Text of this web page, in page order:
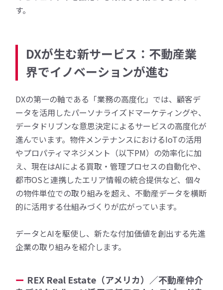
す。
DXが生む新サービス：不動産業
界でイノベーションが進む
DXの第一の軸である「業務の高度化」では、顧客デ
ータを活用したパーソナライズドマーケティングや、
データドリブンな意思決定によるサービスの高度化が
進んでいます。物件メンテナンスにおけるIoTの活用
やプロパティマネジメント（以下PM）の効率化に加
え、現在はAIによる買取・管理プロセスの自動化や、
都市OSと連携したエリア情報の統合提供など、個々
の物件単位での取り組みを超え、不動産データを横断
的に活用する仕組みづくりが広がっています。
データとAIを駆使し、新たな付加価値を創出する先進
企業の取り組みを紹介します。
REX Real Estate（アメリカ）／不動産仲介